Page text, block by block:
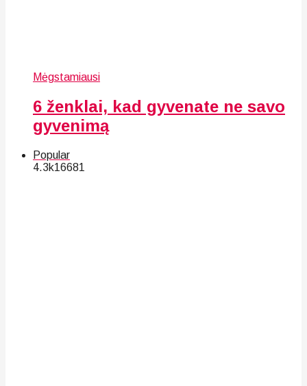
Mėgstamiausi
6 ženklai, kad gyvenate ne savo
gyvenimą
Popular
4.3k16681